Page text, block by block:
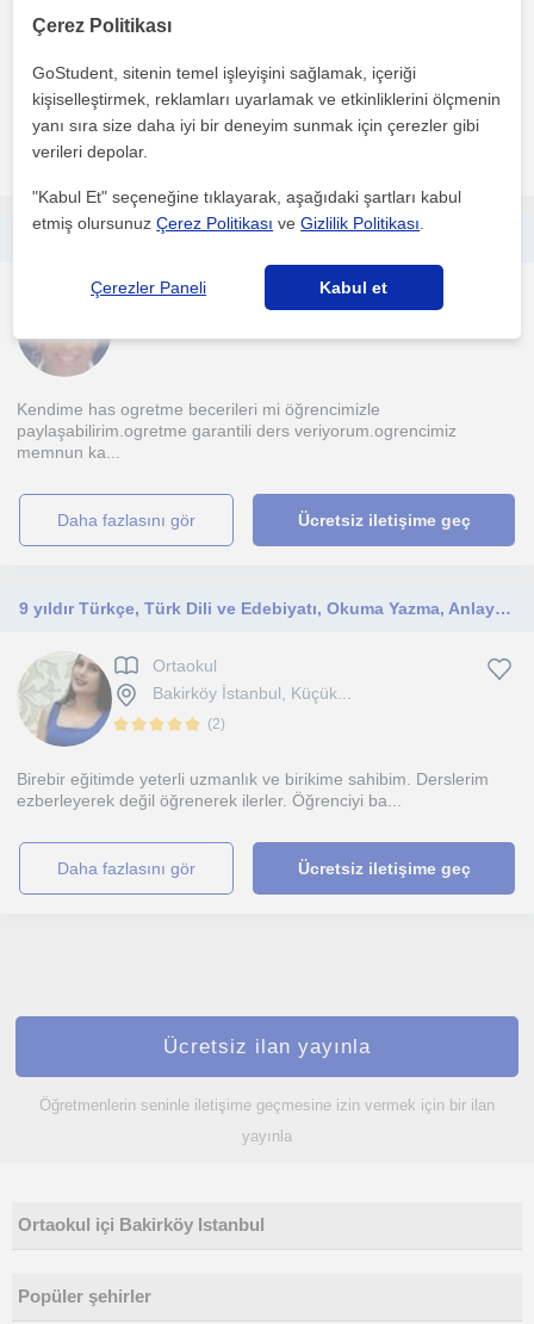
plana uygun şekilde dersi işler, ders hızını öğrenciy...
1. ders ücretsiz
daha fazlasını gör
Ortaokul
Kendime has ogretme becerileri mi öğrencimizle
paylaşabilirim.ogretme garantili ders veriyorum.ogrencimiz
memnun ka...
daha fazlasını gör Ücretsiz iletişime geç
9 yıldır Türkçe, Türk Dili ve Edebiyatı, Okuma Yazma, Anlayarak Hızlı Okuma ve Dikkat Geliştirme Eğitimleri veriyorum. Meslek hayatım boyunca dersimden memnun olmayan öğrencim olmadı. Çünkü ezber değil öğrenmeye dayalı ilerliyoruz. Yeni nesil anlatımlar t
Ortaokul
Bakirköy İstanbul, Küçük...
(2)
Birebir eğitimde yeterli uzmanlık ve birikime sahibim. Derslerim
ezberleyerek değil öğrenerek ilerler. Öğrenciyi ba...
daha fazlasını gör Ücretsiz iletişime geç
Ücretsiz ilan yayınla
Öğretmenlerin seninle iletişime geçmesine izin vermek için bir ilan
yayınla
Ortaokul içi Bakirköy Istanbul
Popüler şehirler
Çerez Politikası
GoStudent, sitenin temel işleyişini sağlamak, içeriği
kişiselleştirmek, reklamları uyarlamak ve etkinliklerini ölçmenin
yanı sıra size daha iyi bir deneyim sunmak için çerezler gibi
verileri depolar.
"Kabul Et" seçeneğine tıklayarak, aşağıdaki şartları kabul
etmiş olursunuzÇerez Politikası veGizlilik Politikası
Çerezler Paneli Kabul et